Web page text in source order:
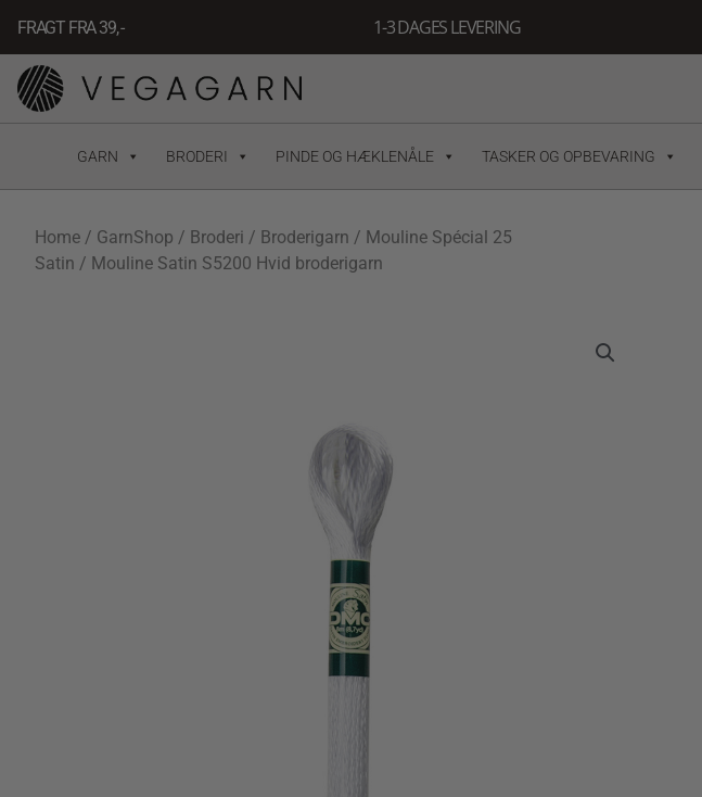
indholdet
FRAGT FRA 39, - 1-3 DAGES LEVERING
GARN BRODERI PINDE OG HÆKLENÅLE TASKER OG OPBEVARING
Home / GarnShop / Broderi / Broderigarn / Mouline Spécial 25
Satin / Mouline Satin S5200 Hvid broderigarn